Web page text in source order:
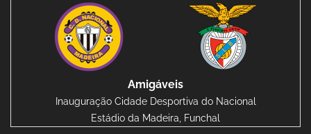
Amigáveis
Inauguração Cidade Desportiva do Nacional
Estádio da Madeira, Funchal